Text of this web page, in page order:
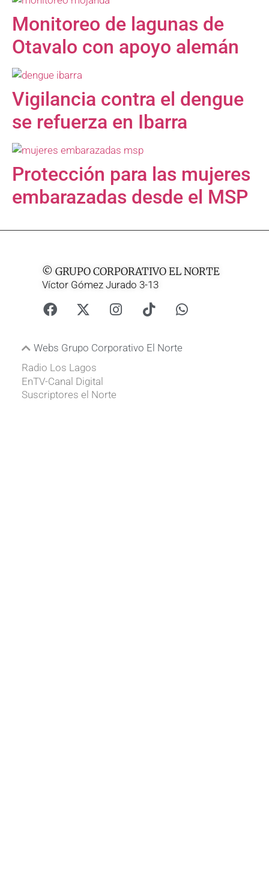
Monitoreo de lagunas de
Otavalo con apoyo alemán
Vigilancia contra el dengue
se refuerza en Ibarra
Protección para las mujeres
embarazadas desde el MSP
© GRUPO CORPORATIVO EL NORTE
Víctor Gómez Jurado 3-13
Webs Grupo Corporativo El Norte
Radio Los Lagos
EnTV-Canal Digital
Suscriptores el Norte